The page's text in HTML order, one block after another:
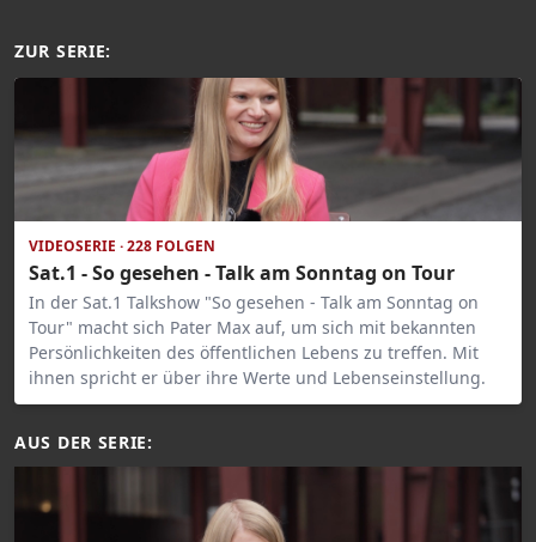
ZUR SERIE:
VIDEOSERIE · 228 FOLGEN
Sat.1 - So gesehen - Talk am Sonntag on Tour
In der Sat.1 Talkshow "So gesehen - Talk am Sonntag on
Tour" macht sich Pater Max auf, um sich mit bekannten
Persönlichkeiten des öffentlichen Lebens zu treffen. Mit
ihnen spricht er über ihre Werte und Lebenseinstellung.
AUS DER SERIE: